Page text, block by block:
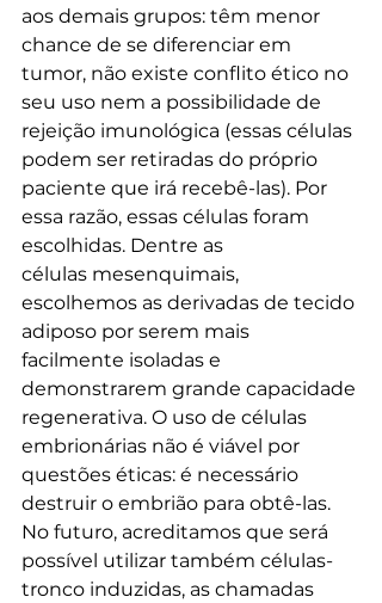
aos demais grupos: têm menor
chance de se diferenciar em
tumor, não existe conflito ético no
seu uso nem a possibilidade de
rejeição imunológica (essas células
podem ser retiradas do próprio
paciente que irá recebê-las). Por
essa razão, essas células foram
escolhidas. Dentre as
células mesenquimais,
escolhemos as derivadas de tecido
adiposo por serem mais
facilmente isoladas e
demonstrarem grande capacidade
regenerativa. O uso de células
embrionárias não é viável por
questões éticas: é necessário
destruir o embrião para obtê-las.
No futuro, acreditamos que será
possível utilizar também células-
tronco induzidas, as chamadas